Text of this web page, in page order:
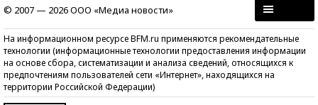
© 2007 — 2026 ООО «Медиа новости»
На информационном ресурсе BFM.ru применяются рекомендательные
технологии (информационные технологии предоставления информации
на основе сбора, систематизации и анализа сведений, относящихся к
предпочтениям пользователей сети «Интернет», находящихся на
территории Российской Федерации)